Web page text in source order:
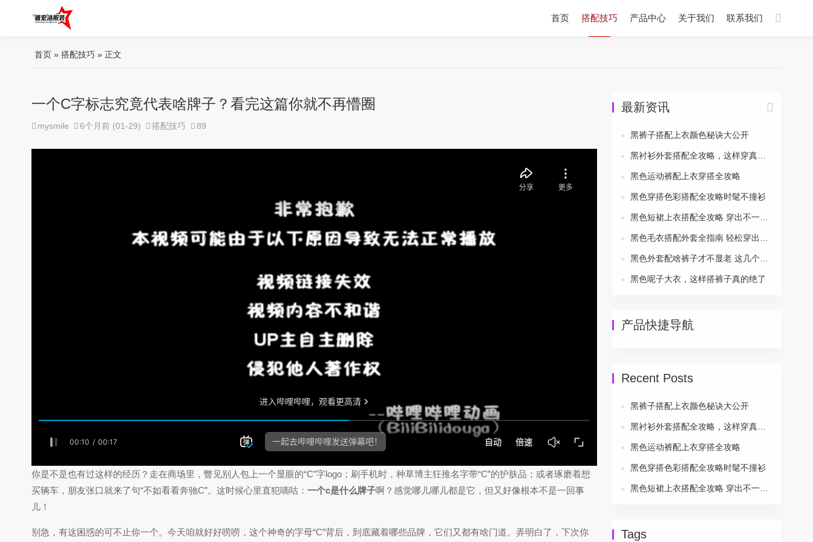
首页 搭配技巧 产品中心 关于我们 联系我们
首页 » 搭配技巧 » 正文
一个C字标志究竟代表啥牌子？看完这篇你就不再懵圈
mysmile 6个月前 (01-29) 搭配技巧 89
你是不是也有过这样的经历？走在商场里，瞥见别人包上一个显眼的“C”字logo；刷手机时，种草博主狂推名字带“C”的护肤品；或者琢磨着想
买辆车，朋友张口就来了句“不如看看奔驰C”。这时候心里直犯嘀咕： 一个c是什么牌子啊？感觉哪儿哪儿都是它，但又好像根本不是一回事
儿！
别急，有这困惑的可不止你一个。今天咱就好好唠唠，这个神奇的字母“C”背后，到底藏着哪些品牌，它们又都有啥门道。弄明白了，下次你
最新资讯
黑裤子搭配上衣颜色秘诀大公开
黑色运动裤配上衣穿搭全攻略
黑色穿搭色彩搭配全攻略时髦不撞衫
黑色呢子大衣，这样搭裤子真的绝了
产品快捷导航
Recent Posts
黑裤子搭配上衣颜色秘诀大公开
黑色运动裤配上衣穿搭全攻略
黑色穿搭色彩搭配全攻略时髦不撞衫
Tags